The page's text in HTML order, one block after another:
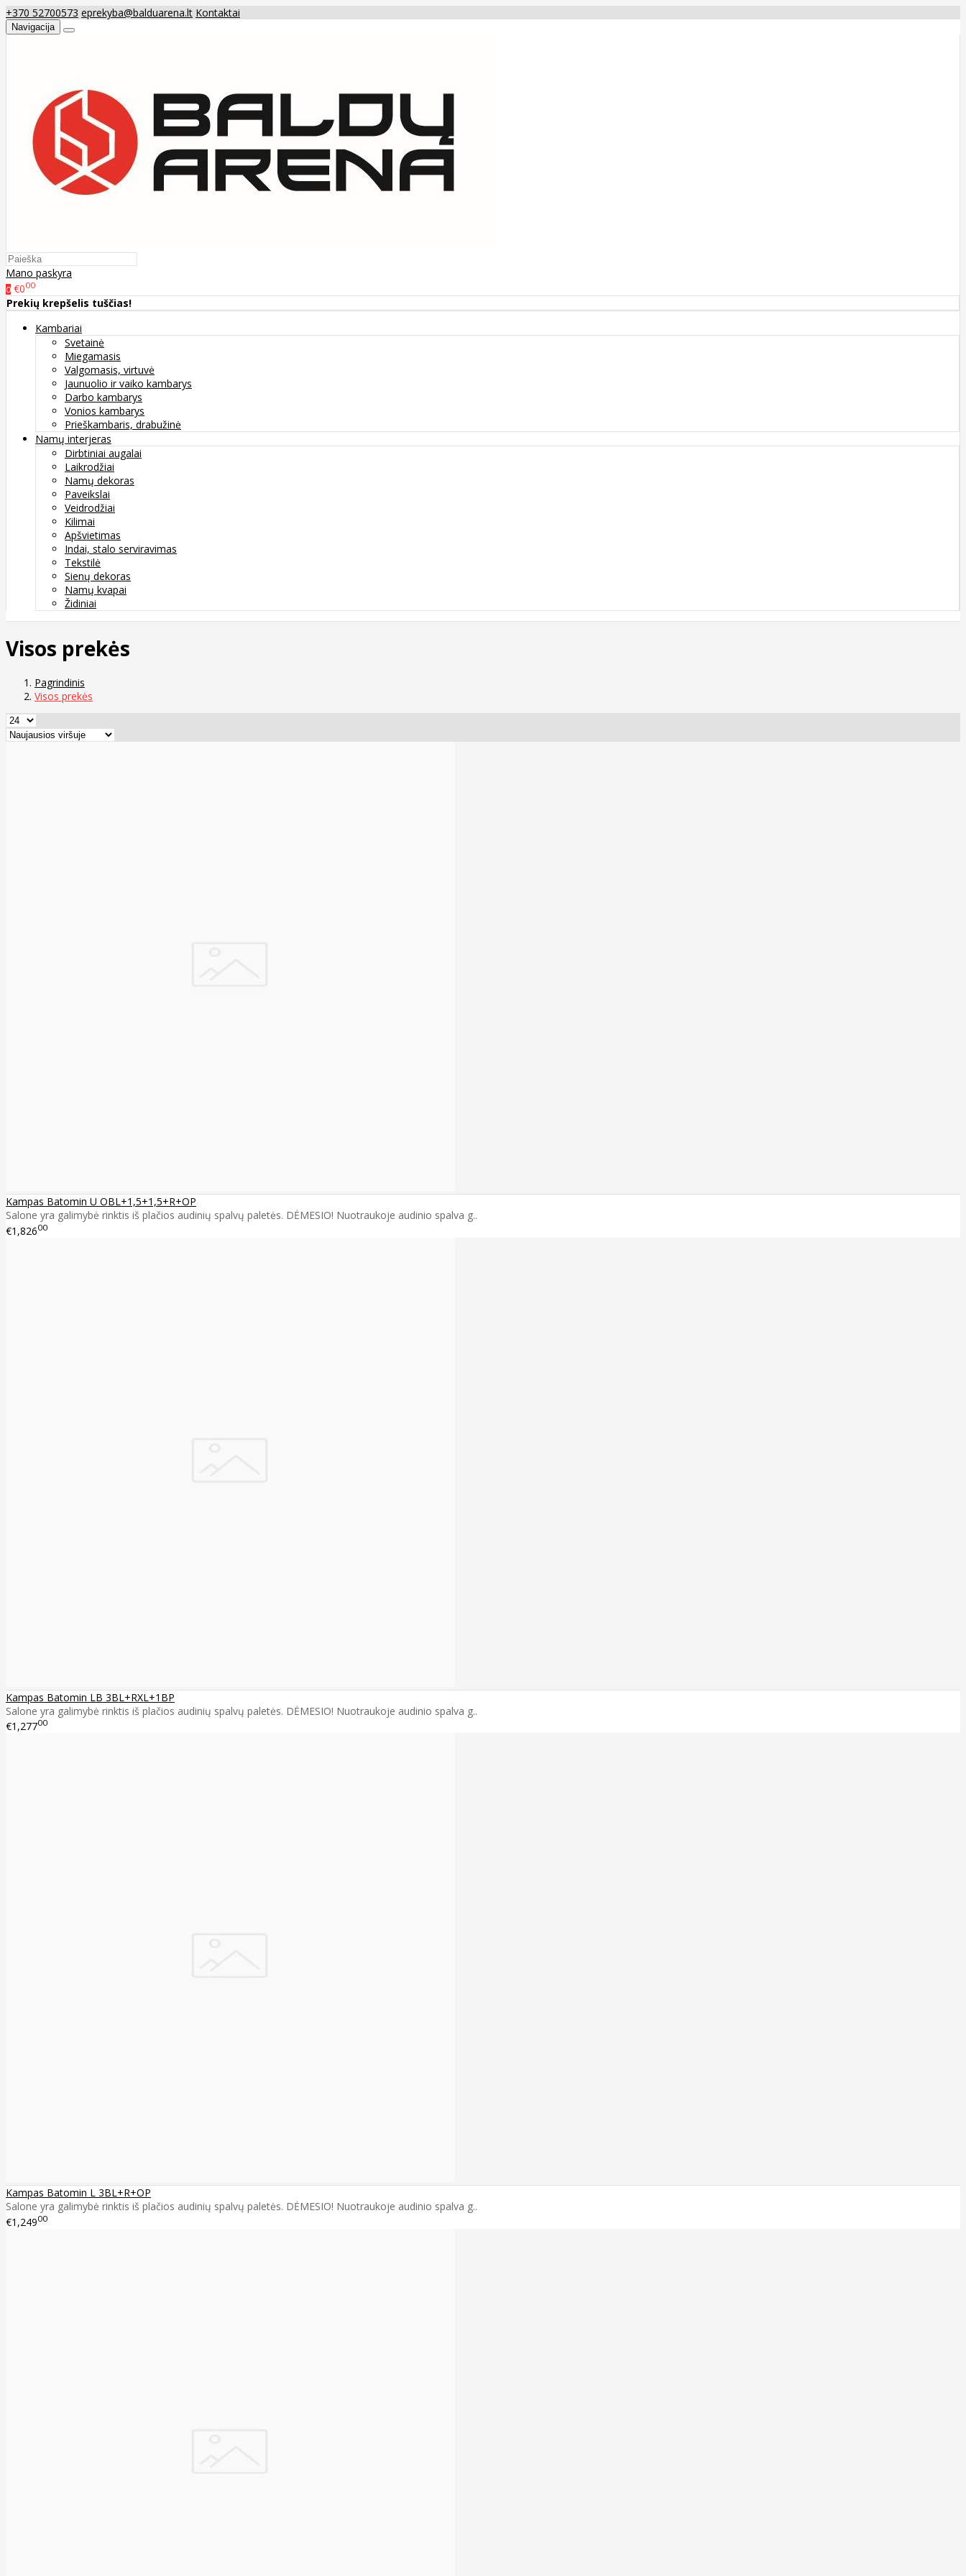
+370 52700573 eprekyba@balduarena.lt Kontaktai
Navigacija
Mano paskyra
0 €000
Prekių krepšelis tuščias!
Kambariai
Svetainė
Miegamasis
Valgomasis, virtuvė
Jaunuolio ir vaiko kambarys
Darbo kambarys
Vonios kambarys
Prieškambaris, drabužinė
Namų interjeras
Dirbtiniai augalai
Laikrodžiai
Namų dekoras
Paveikslai
Veidrodžiai
Kilimai
Apšvietimas
Indai, stalo serviravimas
Tekstilė
Sienų dekoras
Namų kvapai
Židiniai
Visos prekės
Pagrindinis
Visos prekės
Kampas Batomin U OBL+1,5+1,5+R+OP
Salone yra galimybė rinktis iš plačios audinių spalvų paletės. DĖMESIO! Nuotraukoje audinio spalva g..
€1,82600
Kampas Batomin LB 3BL+RXL+1BP
Salone yra galimybė rinktis iš plačios audinių spalvų paletės. DĖMESIO! Nuotraukoje audinio spalva g..
€1,27700
Kampas Batomin L 3BL+R+OP
Salone yra galimybė rinktis iš plačios audinių spalvų paletės. DĖMESIO! Nuotraukoje audinio spalva g..
€1,24900